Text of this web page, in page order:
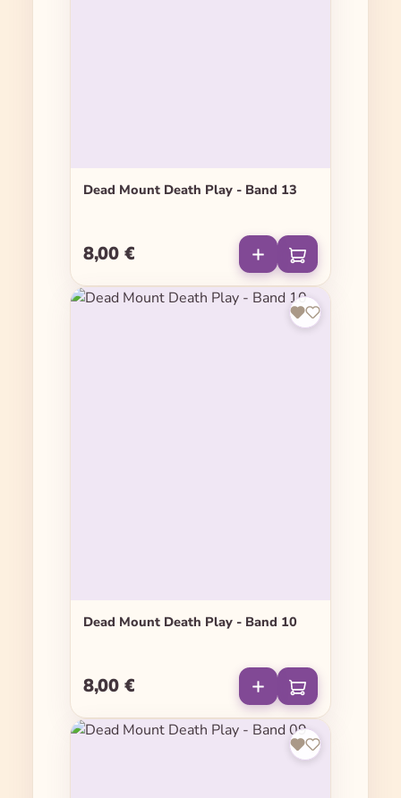
Dead Mount Death Play - Band 13
Regulärer Preis:
8,00 €
Dead Mount Death Play - Band 10
Regulärer Preis:
8,00 €